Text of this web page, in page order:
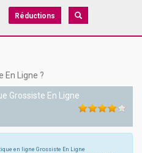
Réductions
En Ligne ?
Grossiste En Ligne
en ligne Grossiste En Ligne